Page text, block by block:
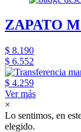
ZAPATO
$ 8.190
$ 6.552
$ 4.259
Ver más
×
Lo sentimos, en
elegido.